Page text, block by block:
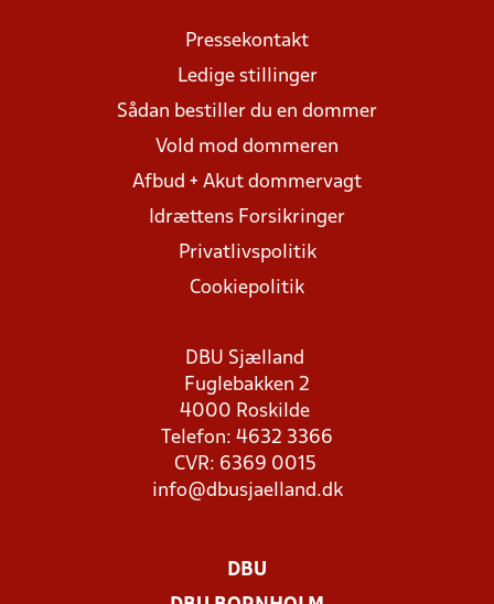
Pressekontakt
Ledige stillinger
Sådan bestiller du en dommer
Vold mod dommeren
Afbud + Akut dommervagt
Idrættens Forsikringer
Privatlivspolitik
Cookiepolitik
DBU Sjælland
Fuglebakken 2
4000 Roskilde
Telefon: 4632 3366
CVR: 6369 0015
info@dbusjaelland.dk
DBU